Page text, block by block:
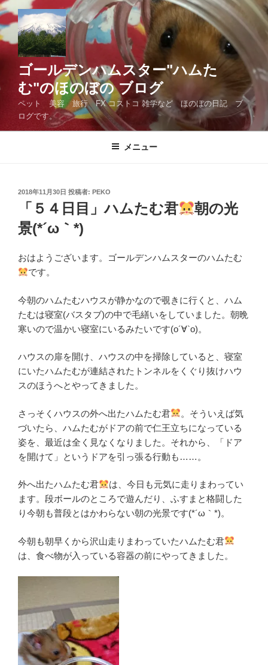
コ
テ
ン
ス
ゴールデンハムスター"ハムた
む"のほのぼの ブログ
ペット 美容 旅行 FX コストコ 雑学など ほのぼの日記 ブ
ログです。
メニュー
投
2018年11月30日 投稿者: PEKO
「５４日目」ハムたむ君
朝の光
景(*´ω｀*)
おはようございます。ゴールデンハムスターのハムたむ
です。
今朝のハムたむハウスが静かなので覗きに行くと、ハム
たむは寝室(バスタブ)の中で毛繕いをしていました。朝晩
寒いので温かい寝室にいるみたいです(о´∀`о)。
ハウスの扉を開け、ハウスの中を掃除していると、寝室
にいたハムたむが連結されたトンネルをくぐり抜けハウ
スのほうへとやってきました。
さっそくハウスの外へ出たハムたむ君
。そういえば気
づいたら、ハムたむがドアの前で仁王立ちになっている
姿を、最近は全く見なくなりました。それから、「ドア
を開けて」というドアを引っ張る行動も……。
外へ出たハムたむ君
は、今日も元気に走りまわってい
ます。段ボールのところで遊んだり、ふすまと格闘した
り今朝も普段とはかわらない朝の光景です(*´ω｀*)。
今朝も朝早くから沢山走りまわっていたハムたむ君
は、食べ物が入っている容器の前にやってきました。